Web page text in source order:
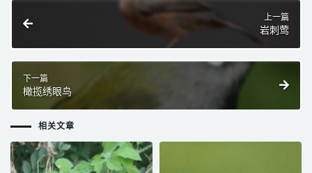
上一篇
岩刺莺
下一篇
橄揽绣眼鸟
相关文章